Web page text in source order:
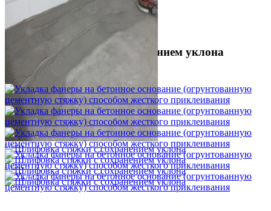
Шлифовка стяжки с сохранением уклона
1 500 ₽